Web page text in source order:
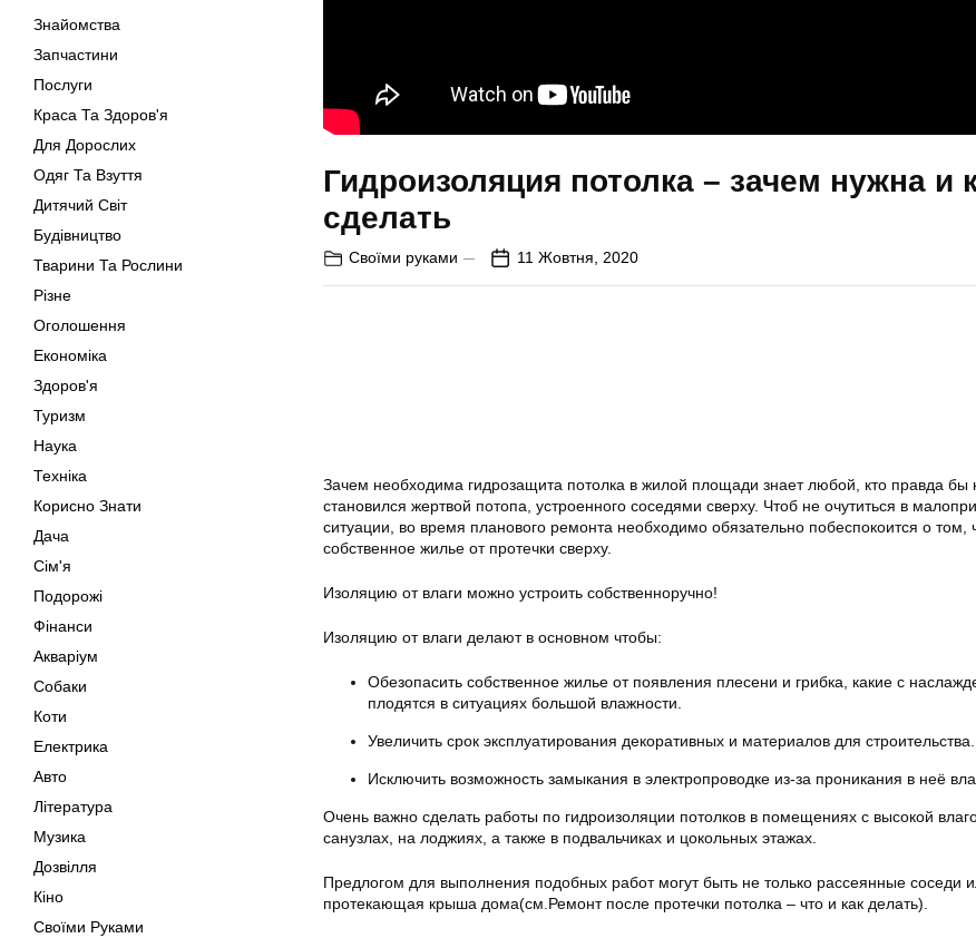
Знайомства
Запчастини
Послуги
Краса Та Здоров'я
Для Дорослих
Одяг Та Взуття
Дитячий Світ
Будівництво
Тварини Та Рослини
Різне
Оголошення
Економіка
Здоров'я
Туризм
Наука
Техніка
Корисно Знати
Дача
Сім'я
Подорожі
Фінанси
Акваріум
Собаки
Коти
Електрика
Авто
Література
Музика
Дозвілля
Кіно
Своїми Руками
Гидроизоляция потолка – зачем нужна и
сделать
Своїми руками 11 Жовтня, 2020
Зачем необходима гидрозащита потолка в жилой площади знает любой, кто правда бы
становился жертвой потопа, устроенного соседями сверху. Чтоб не очутиться в
ситуации, во время планового ремонта необходимо обязательно побеспокоится о том,
собственное жилье от протечки сверху.
Изоляцию от влаги можно устроить собственноручно!
Изоляцию от влаги делают в основном чтобы:
Обезопасить собственное жилье от появления плесени и грибка, какие с
плодятся в ситуациях большой влажности.
Увеличить срок эксплуатирования декоративных и материалов для строительства.
Исключить возможность замыкания в электропроводке из-за проникания в неё
Очень важно сделать работы по гидроизоляции потолков в помещениях с высокой
санузлах, на лоджиях, а также в подвальчиках и цокольных этажах.
Предлогом для выполнения подобных работ могут быть не только рассеянные соседи
протекающая крыша дома(см.Ремонт после протечки потолка – что и как делать).